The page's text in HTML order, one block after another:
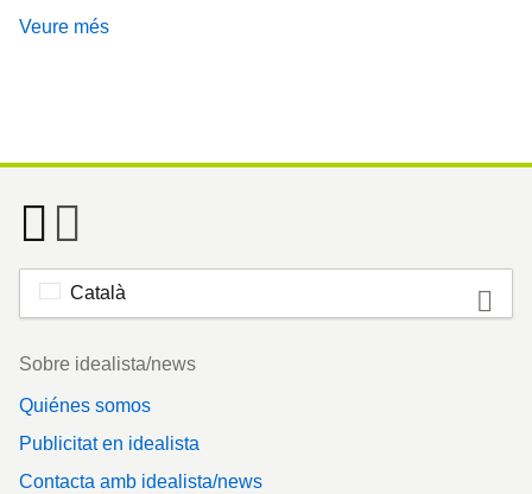
Veure més
Català
Footer
Sobre idealista/news
Quiénes somos
Publicitat en idealista
Contacta amb idealista/news